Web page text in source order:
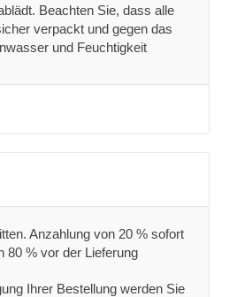
Beachten Sie, dass alle
verpackt und gegen das
und Feuchtigkeit
Anzahlung von 20 % sofort
80 % vor der Lieferung
Ihrer Bestellung werden Sie